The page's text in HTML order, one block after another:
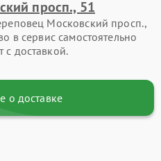
просп., 51
Московский просп.,
в сервис самостоятельно
доставкой.
о доставке